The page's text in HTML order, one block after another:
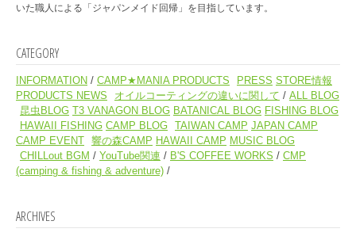
いた職人による「ジャパンメイド回帰」を目指しています。
CATEGORY
INFORMATION CAMP★MANIA PRODUCTS PRESS STORE情報
PRODUCTS NEWS
オイルコーティングの違いに関して
ALL BLOG
昆虫BLOG T3 VANAGON BLOG BATANICAL BLOG FISHING BLOG
HAWAII FISHING CAMP BLOG TAIWAN CAMP JAPAN CAMP
CAMP EVENT 響の森CAMP HAWAII CAMP MUSIC BLOG
CHILLout BGM
YouTube関連 B'S COFFEE WORKS
CMP
(camping & fishing & adventure)
ARCHIVES